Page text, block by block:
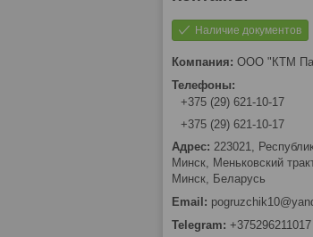
Наличие документов
ООО "КТМ
+375 (29) 621-10-17
+375 (29) 621-10-17
223021,
Минск, Меньковский
Минск, Беларусь
+375296211017